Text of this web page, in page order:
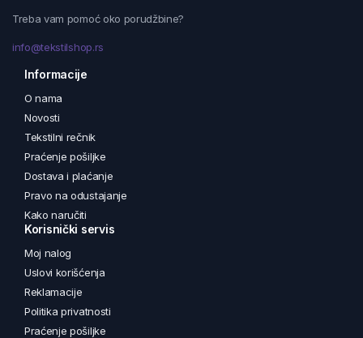
Treba vam pomoć oko porudžbine?
info@tekstilshop.rs
Informacije
O nama
Novosti
Tekstilni rečnik
Praćenje pošiljke
Dostava i plaćanje
Pravo na odustajanje
Kako naručiti
Korisnički servis
Moj nalog
Uslovi korišćenja
Reklamacije
Politika privatnosti
Praćenje pošiljke